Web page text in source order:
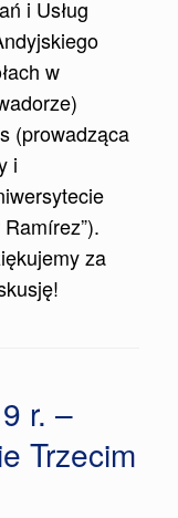
i Usług
w
(prowadząca
i
za
r. –
Trzecim